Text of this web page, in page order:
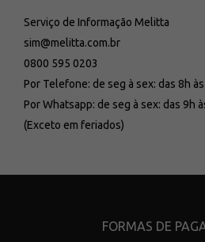
Serviço de Informação Melitta
sim@melitta.com.br
0800 595 0203
Por Telefone: de seg à sex: das 8h
Por Whatsapp: de seg à sex: das 9h
(Exceto em feriados)
FORMAS DE